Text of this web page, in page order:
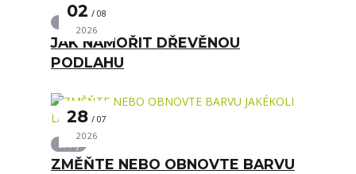
02 08
2026
JAK NAMOŘIT DŘEVĚNOU
PODLAHU
28 07
2026
Látky
ZMĚŇTE NEBO OBNOVTE BARVU